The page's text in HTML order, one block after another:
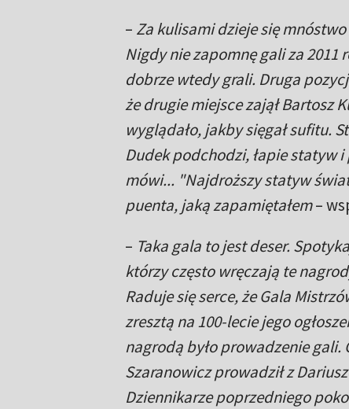
– Za kulisami dzieje się
Nigdy nie zapomnę gali za 2011
dobrze wtedy grali. Druga
że drugie miejsce zajął Bartosz
wyglądało, jakby sięgał sufitu.
Dudek podchodzi, łapie statyw
mówi... "Najdroższy statyw
puenta, jaką zapamiętałem–
– Taka gala to jest deser.
którzy często wręczają te
Raduje się serce, że Gala
zresztą na 100-lecie jego
nagrodą było prowadzenie gali.
Szaranowicz prowadził z
Dziennikarze poprzedniego